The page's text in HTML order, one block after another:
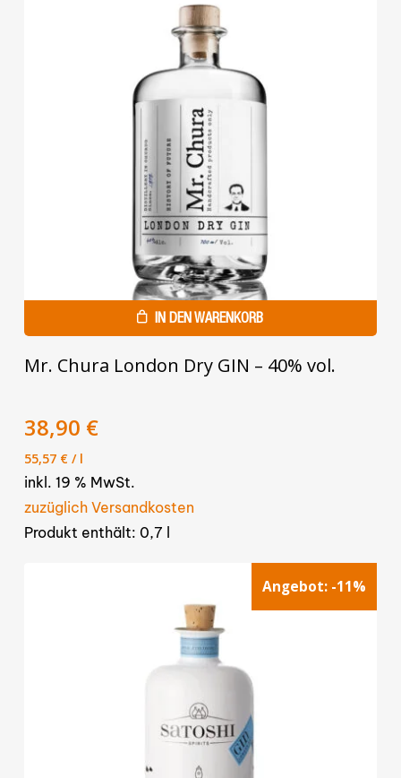
IN DEN WARENKORB
Mr. Chura London Dry GIN – 40% vol.
38,90 €
55,57 €/ l
inkl. 19 % MwSt.
zuzüglich Versandkosten
Produkt enthält: 0,7 l
Angebot: -11%